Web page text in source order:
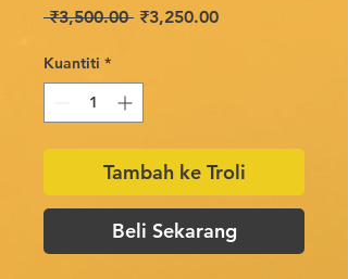
₹3,500.00 Harga
₹3,250.00Harga
Kuantiti *
Tambah ke Troli
Beli Sekarang